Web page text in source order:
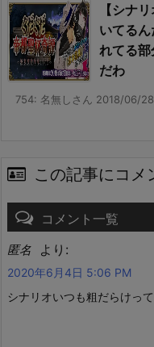
【シナ
いてる
れてる部
だわ
754: 名無しさん 2018/06/
この記事にコメ
コメント一覧
匿名 より:
2020年6月4日 5:06 PM
シナリオいつも粗だらけっ